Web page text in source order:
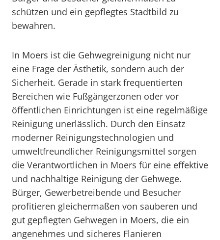
schützen und ein gepflegtes Stadtbild zu
bewahren.
In Moers ist die Gehwegreinigung nicht nur
eine Frage der Ästhetik, sondern auch der
Sicherheit. Gerade in stark frequentierten
Bereichen wie Fußgängerzonen oder vor
öffentlichen Einrichtungen ist eine regelmäßige
Reinigung unerlässlich. Durch den Einsatz
moderner Reinigungstechnologien und
umweltfreundlicher Reinigungsmittel sorgen
die Verantwortlichen in Moers für eine effektive
und nachhaltige Reinigung der Gehwege.
Bürger, Gewerbetreibende und Besucher
profitieren gleichermaßen von sauberen und
gut gepflegten Gehwegen in Moers, die ein
angenehmes und sicheres Flanieren